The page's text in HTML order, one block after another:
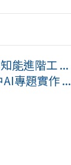
能進階工 ...
專題實作 ...